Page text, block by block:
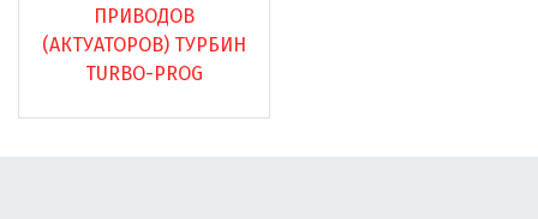
ПРИВОДОВ
(АКТУАТОРОВ) ТУРБИН
TURBO-PROG